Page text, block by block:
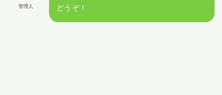
管理人
どうぞ！